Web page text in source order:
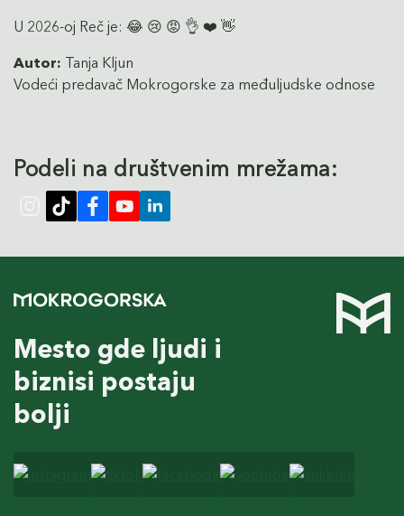
U 2026-oj Reč je: 😂 😢 😡 👌 ❤️ 👋
Autor: Tanja Kljun
Vodeći predavač Mokrogorske za međuljudske odnose
Podeli na društvenim mrežama:
Mesto gde ljudi i
biznisi postaju
bolji